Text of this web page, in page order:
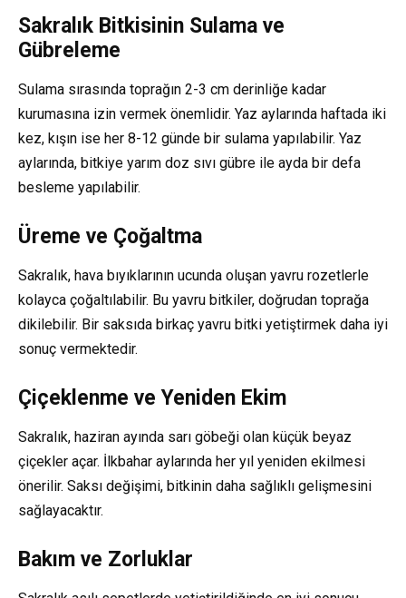
Sakralık Bitkisinin Sulama ve
Gübreleme
Sulama sırasında toprağın 2-3 cm derinliğe kadar
kurumasına izin vermek önemlidir. Yaz aylarında haftada iki
kez, kışın ise her 8-12 günde bir sulama yapılabilir. Yaz
aylarında, bitkiye yarım doz sıvı gübre ile ayda bir defa
besleme yapılabilir.
Üreme ve Çoğaltma
Sakralık, hava bıyıklarının ucunda oluşan yavru rozetlerle
kolayca çoğaltılabilir. Bu yavru bitkiler, doğrudan toprağa
dikilebilir. Bir saksıda birkaç yavru bitki yetiştirmek daha iyi
sonuç vermektedir.
Çiçeklenme ve Yeniden Ekim
Sakralık, haziran ayında sarı göbeği olan küçük beyaz
çiçekler açar. İlkbahar aylarında her yıl yeniden ekilmesi
önerilir. Saksı değişimi, bitkinin daha sağlıklı gelişmesini
sağlayacaktır.
Bakım ve Zorluklar